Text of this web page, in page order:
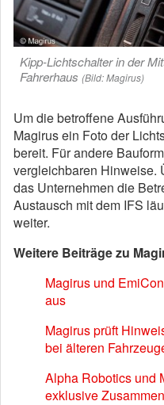
Kipp-Lichtschalter in der
Fahrerhaus (Bild: Magirus)
Um die betroffene
Magirus ein Foto der
bereit. Für andere
vergleichbaren Hinweise.
das Unternehmen die
Austausch mit dem IFS
weiter.
Weitere Beiträge zu
Magirus und
aus
Magirus prüft
bei älteren
Alpha Robotics und
exklusive